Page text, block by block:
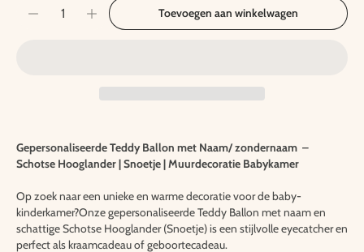
Toevoegen aan winkelwagen
Gepersonaliseerde Teddy Ballon met Naam/ zondernaam –
Schotse Hooglander | Snoetje | Muurdecoratie Babykamer
Op zoek naar een unieke en warme decoratie voor de baby-
kinderkamer?Onze gepersonaliseerde Teddy Ballon met naam en
schattige Schotse Hooglander (Snoetje) is een stijlvolle eyecatcher en
perfect als kraamcadeau of geboortecadeau.